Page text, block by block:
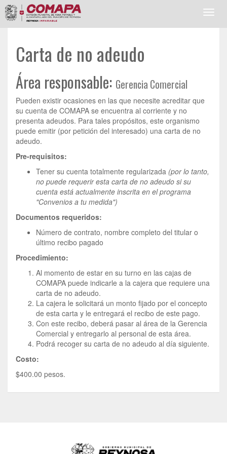
Carta de no adeudo
Área responsable: Gerencia Comercial
Pueden existir ocasiones en las que necesite acreditar que
su cuenta de COMAPA se encuentra al corriente y no
presenta adeudos. Para tales propósitos, este organismo
puede emitir (por petición del interesado) una carta de no
adeudo.
Pre-requisitos:
Tener su cuenta totalmente regularizada (por lo tanto,
no puede requerir esta carta de no adeudo si su
cuenta está actualmente inscrita en el programa
"Convenios a tu medida")
Documentos requeridos:
Número de contrato, nombre completo del titular o
último recibo pagado
Procedimiento:
Al momento de estar en su turno en las cajas de
COMAPA puede indicarle a la cajera que requiere una
carta de no adeudo.
La cajera le solicitará un monto fijado por el concepto
de esta carta y le entregará el recibo de este pago.
Con este recibo, deberá pasar al área de la Gerencia
Comercial y entregarlo al personal de esta área.
Podrá recoger su carta de no adeudo al día siguiente.
Costo:
$400.00 pesos.